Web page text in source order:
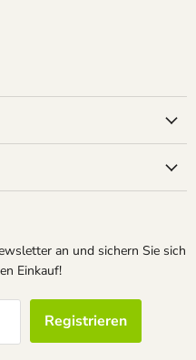
an und sichern Sie sich
Einkauf!
Registrieren